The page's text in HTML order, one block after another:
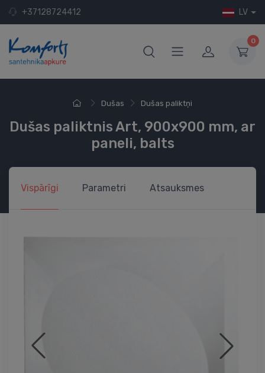
+37128724412 LV
0
Dušas Dušas paliktņi
Dušas paliktnis Art, 900x900 mm, ar
paneli, balts
Vispārīgi Parametri Atsauksmes